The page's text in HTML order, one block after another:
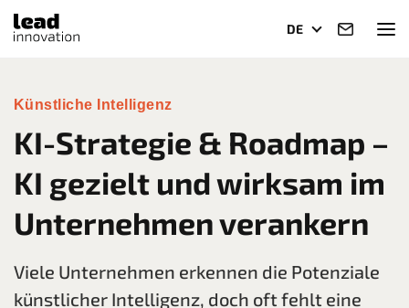
DE
Künstliche Intelligenz
KI-Strategie & Roadmap –
KI gezielt und wirksam im
Unternehmen verankern
Viele Unternehmen erkennen die Potenziale
künstlicher Intelligenz, doch oft fehlt eine